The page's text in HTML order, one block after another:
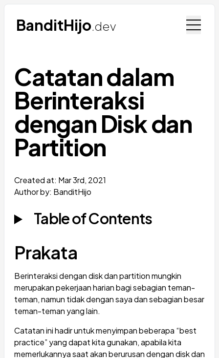
BanditHijo.dev
Catatan dalam
Berinteraksi
dengan Disk dan
Partition
Created at: Mar 3rd, 2021
Author by: BanditHijo
Table of Contents
Prakata
Berinteraksi dengan disk dan partition mungkin
merupakan pekerjaan harian bagi sebagian teman-
teman, namun tidak dengan saya dan sebagian besar
teman-teman yang lain.
Catatan ini hadir untuk menyimpan beberapa “best
practice” yang dapat kita gunakan, apabila kita
memerlukannya saat akan berurusan dengan disk dan